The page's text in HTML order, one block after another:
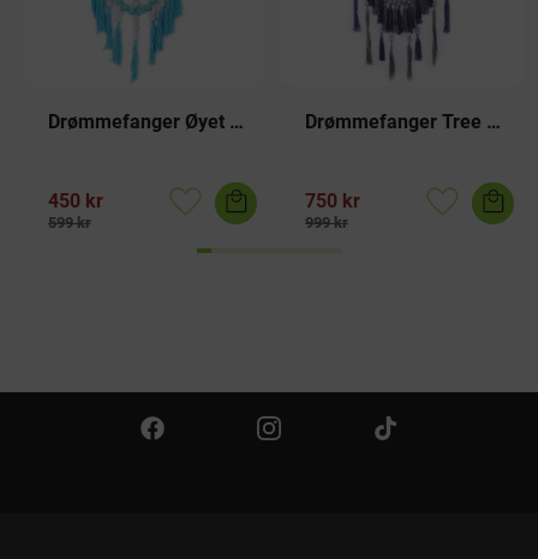
Drømmefanger Øyet
450kr
599kr Lagre som favoritt
Drømmefanger Tree
750kr
999kr Lagre som